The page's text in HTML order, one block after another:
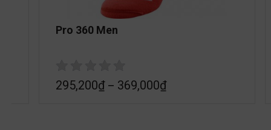
Pro 360 Men
295,200₫– 369,000₫